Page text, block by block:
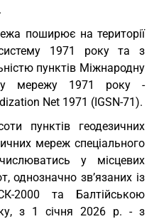
поширює на території
1971 року та з
пунктів Міжнародну
мережу 1971 року -
Net 1971 (IGSN-71).
пунктів геодезичних
мереж спеціального
у місцевих
однозначно зв’язаних із
2000 та Балтійською
з 1 січня 2026 р. - з